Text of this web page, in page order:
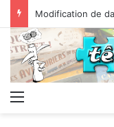
Modification de
Menu